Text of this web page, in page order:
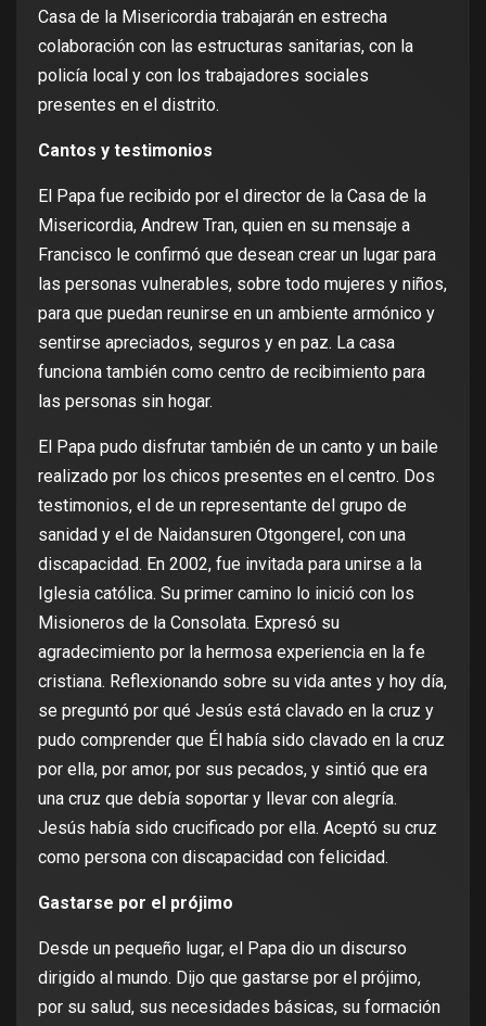
Casa de la Misericordia trabajarán en estrecha
colaboración con las estructuras sanitarias, con la
policía local y con los trabajadores sociales
presentes en el distrito.
Cantos y testimonios
El Papa fue recibido por el director de la Casa de la
Misericordia, Andrew Tran, quien en su mensaje a
Francisco le confirmó que desean crear un lugar para
las personas vulnerables, sobre todo mujeres y niños,
para que puedan reunirse en un ambiente armónico y
sentirse apreciados, seguros y en paz. La casa
funciona también como centro de recibimiento para
las personas sin hogar.
El Papa pudo disfrutar también de un canto y un baile
realizado por los chicos presentes en el centro. Dos
testimonios, el de un representante del grupo de
sanidad y el de Naidansuren Otgongerel, con una
discapacidad. En 2002, fue invitada para unirse a la
Iglesia católica. Su primer camino lo inició con los
Misioneros de la Consolata. Expresó su
agradecimiento por la hermosa experiencia en la fe
cristiana. Reflexionando sobre su vida antes y hoy día,
se preguntó por qué Jesús está clavado en la cruz y
pudo comprender que Él había sido clavado en la cruz
por ella, por amor, por sus pecados, y sintió que era
una cruz que debía soportar y llevar con alegría.
Jesús había sido crucificado por ella. Aceptó su cruz
como persona con discapacidad con felicidad.
Gastarse por el prójimo
Desde un pequeño lugar, el Papa dio un discurso
dirigido al mundo. Dijo que gastarse por el prójimo,
por su salud, sus necesidades básicas, su formación